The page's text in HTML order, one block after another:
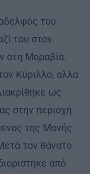
του
του στον
στη Μοραβία.
Κύριλλο, αλλά
ως
στην περιοχή
της Μονής
τον θάνατο
από